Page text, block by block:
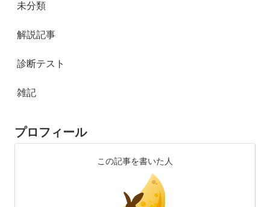
未分類
解説記事
診断テスト
雑記
プロフィール
この記事を書いた人